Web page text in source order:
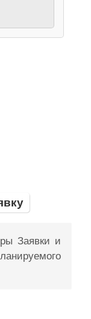
Заявки и